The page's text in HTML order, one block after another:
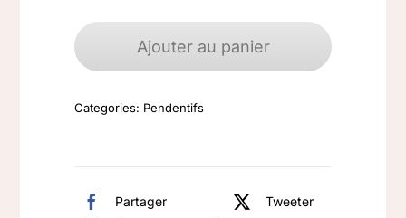
de
925
Ajouter au panier
Categories: Pendentifs
Partager
Tweeter